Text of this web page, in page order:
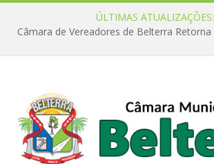
ÚLTIMAS ATUALIZAÇÕES: